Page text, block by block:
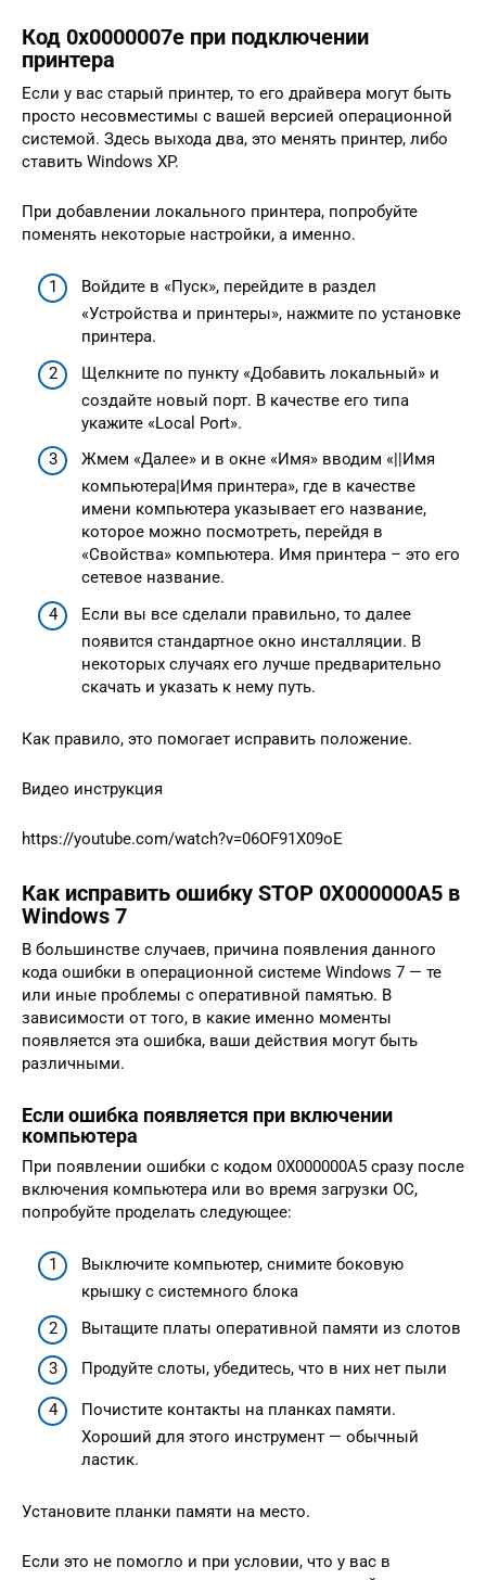
Код 0x0000007e при подключении
принтера
Если у вас старый принтер, то его драйвера могут быть
просто несовместимы с вашей версией операционной
системой. Здесь выхода два, это менять принтер, либо
ставить Windows XP.
При добавлении локального принтера, попробуйте
поменять некоторые настройки, а именно.
Войдите в «Пуск», перейдите в раздел
«Устройства и принтеры», нажмите по установке
принтера.
Щелкните по пункту «Добавить локальный» и
создайте новый порт. В качестве его типа
укажите «Local Port».
Жмем «Далее» и в окне «Имя» вводим «||Имя
компьютера|Имя принтера», где в качестве
имени компьютера указывает его название,
которое можно посмотреть, перейдя в
«Свойства» компьютера. Имя принтера – это его
сетевое название.
Если вы все сделали правильно, то далее
появится стандартное окно инсталляции. В
некоторых случаях его лучше предварительно
скачать и указать к нему путь.
Как правило, это помогает исправить положение.
Видео инструкция
https://youtube.com/watch?v=06OF91X09oE
Как исправить ошибку STOP 0X000000A5 в
Windows 7
В большинстве случаев, причина появления данного
кода ошибки в операционной системе Windows 7 — те
или иные проблемы с оперативной памятью. В
зависимости от того, в какие именно моменты
появляется эта ошибка, ваши действия могут быть
различными.
Если ошибка появляется при включении
компьютера
При появлении ошибки с кодом 0X000000A5 сразу после
включения компьютера или во время загрузки ОС,
попробуйте проделать следующее:
Выключите компьютер, снимите боковую
крышку с системного блока
Вытащите платы оперативной памяти из слотов
Продуйте слоты, убедитесь, что в них нет пыли
Почистите контакты на планках памяти.
Хороший для этого инструмент — обычный
ластик.
Установите планки памяти на место.
Если это не помогло и при условии, что у вас в